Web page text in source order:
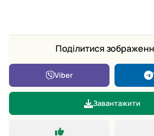
Поділитися
Viber
Завантажити